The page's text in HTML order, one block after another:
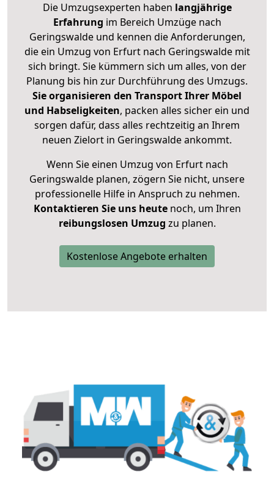
Die Umzugsexperten haben langjährige
Erfahrung im Bereich Umzüge nach
Geringswalde und kennen die Anforderungen,
die ein Umzug von Erfurt nach Geringswalde mit
sich bringt. Sie kümmern sich um alles, von der
Planung bis hin zur Durchführung des Umzugs.
Sie organisieren den Transport Ihrer Möbel
und Habseligkeiten, packen alles sicher ein und
sorgen dafür, dass alles rechtzeitig an Ihrem
neuen Zielort in Geringswalde ankommt.
Wenn Sie einen Umzug von Erfurt nach
Geringswalde planen, zögern Sie nicht, unsere
professionelle Hilfe in Anspruch zu nehmen.
Kontaktieren Sie uns heutenoch, um Ihren
reibungslosen Umzug zu planen.
Kostenlose Angebote erhalten